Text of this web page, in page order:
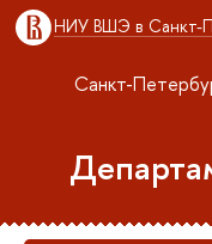
НИУ ВШЭ в Санкт-
Санкт-